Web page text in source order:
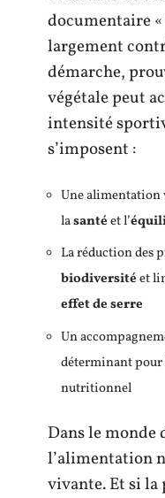
documentaire «
largement
démarche,
végétale peut
intensité
s’imposent :
Une alimentation
lasantéet l’
La réduction des
biodiversitéet
effet de serre
Un
déterminant
nutritionnel
Dans le monde
l’alimentation
vivante. Et si